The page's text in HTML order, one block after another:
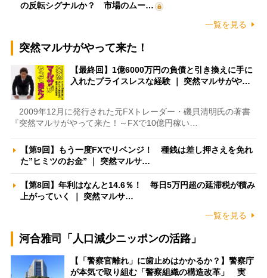
の反転シグナルか？ 市場のムー…
一覧を見る
突然マルサがやって来た！
【最終回】1億6000万円の負債と引き換えに手に
入れたプライスレスな経験 ｜ 突然マルサがや…
2009年12月に発行された元FXトレーダー・磯貝清明氏の著書
『突然マルサがやって来た！～FXで10億円稼い…
【第9回】もう一度FXでリベンジ！ 種銭は差し押さえを免れ
た”ヒミツのお金” ｜ 突然マルサ…
【第8回】年利はなんと14.6％！ 毎日5万円超の延滞税が積み
上がっていく ｜ 突然マルサ…
一覧を見る
河合雅司「人口減少ニッポンの活路」
【「警察官離れ」に歯止めはかかるか？】警察庁
が本気で取り組む「警察組織の構造改革」 実